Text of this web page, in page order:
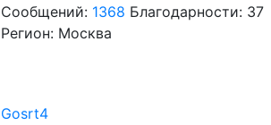
Сообщений: 1368 Благодарности: 37
Регион: Москва
Gosrt4